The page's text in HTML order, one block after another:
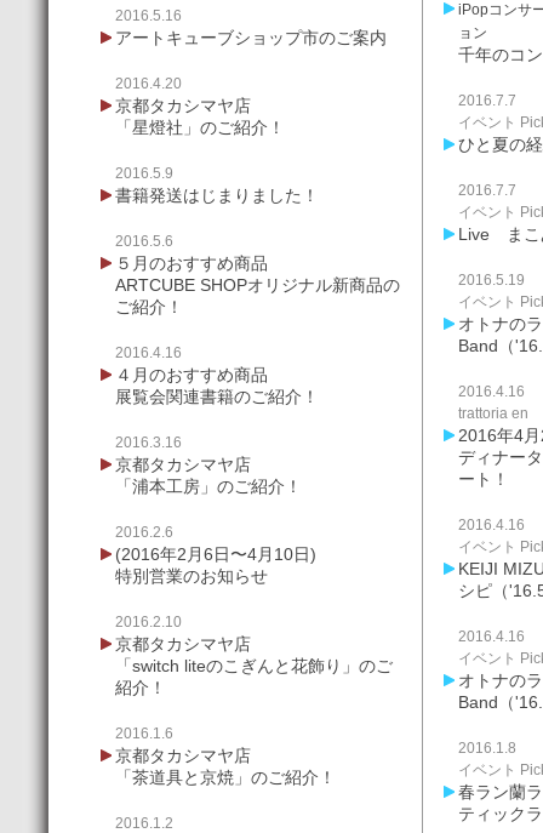
2016.5.16
アートキューブショップ市のご案内
2016.4.20
京都タカシマヤ店
「星燈社」のご紹介！
2016.5.9
書籍発送はじまりました！
2016.5.6
５月のおすすめ商品
ARTCUBE SHOPオリジナル新商品の
ご紹介！
2016.4.16
４月のおすすめ商品
展覧会関連書籍のご紹介！
2016.3.16
京都タカシマヤ店
「浦本工房」のご紹介！
2016.2.6
(2016年2月6日〜4月10日)
特別営業のお知らせ
2016.2.10
京都タカシマヤ店
「switch liteのこぎんと花飾り」のご
紹介！
2016.1.6
京都タカシマヤ店
「茶道具と京焼」のご紹介！
2016.1.2
iPopコンサ
ョン
千年のコ
2016.7.7
イベント
ひと夏の
2016.7.7
イベント
Live まこ
2016.5.19
イベント
オトナの
Band（
2016.4.16
trattoria en
2016年4
ディナー
ート！
2016.4.16
イベント
KEIJI
シピ（
2016.4.16
イベント
オトナの
Band（
2016.1.8
イベント
春ラン蘭
ティック